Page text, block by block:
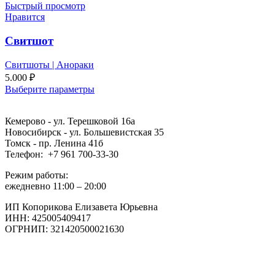
Быстрый просмотр
Нравится
Свитшот
Свитшоты | Анораки
5.000 ₽
Выберите параметры
Кемерово - ул. Терешковой 16а
Новосибирск - ул. Большевистская 35
Томск - пр. Ленина 41б
Телефон: +7 961 700-33-30
Режим работы:
ежедневно 11:00 – 20:00
ИП Копорикова Елизавета Юрьевна
ИНН: 425005409417
ОГРНИП: 321420500021630